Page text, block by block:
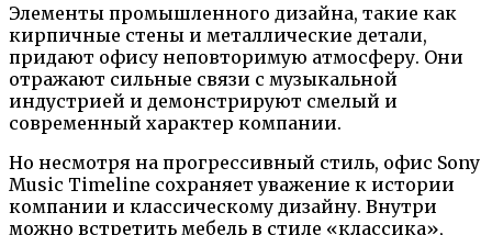
Элементы промышленного дизайна, такие как
кирпичные стены и металлические детали,
придают офису неповторимую атмосферу. Они
отражают сильные связи с музыкальной
индустрией и демонстрируют смелый и
современный характер компании.
Но несмотря на прогрессивный стиль, офис Sony
Music Timeline сохраняет уважение к истории
компании и классическому дизайну. Внутри
можно встретить мебель в стиле «классика»,